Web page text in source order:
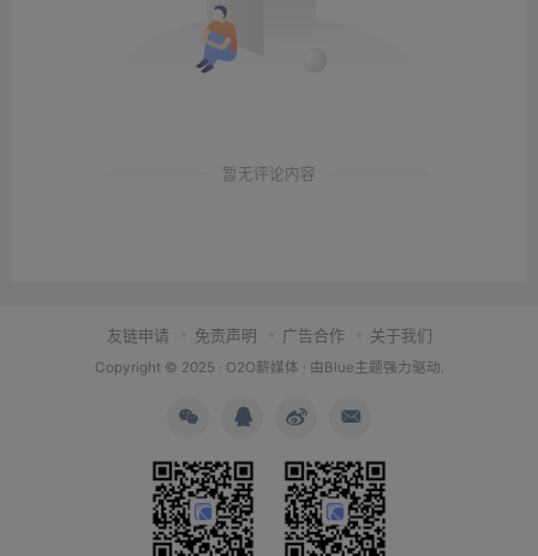
暂无评论内容
友链申请 免责声明 广告合作 关于我们
Copyright © 2025 · O2O薪媒体 · 由 Blue主题强力驱动.